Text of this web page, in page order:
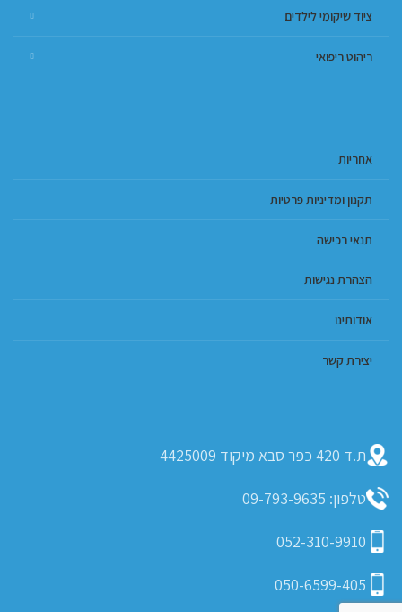
ציוד שיקומי לילדים
ריהוט ריפואי
אחריות
תקנון ומדיניות פרטיות
תנאי רכישה
הצהרת נגישות
אודותינו
יצירת קשר
ת.ד 420 כפר סבא מיקוד 4425009
טלפון: 09-793-9635
052-310-9910
050-6599-405